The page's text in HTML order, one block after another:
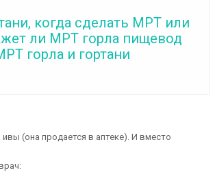
когда сделать МРТ или
ли МРТ горла пищевод
горла и гортани
(она продается в аптеке). И вместо